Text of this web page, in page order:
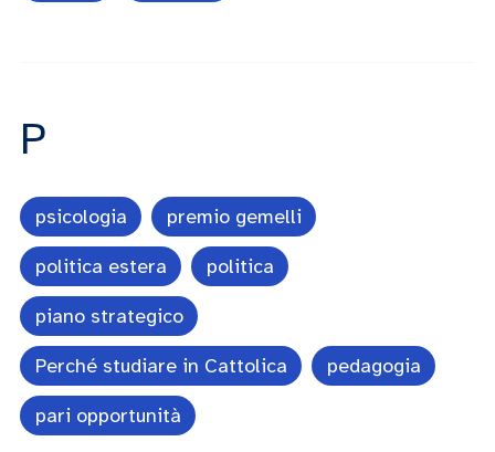
P
psicologia premio gemelli
politica estera politica
piano strategico
Perché studiare in Cattolica pedagogia
pari opportunità